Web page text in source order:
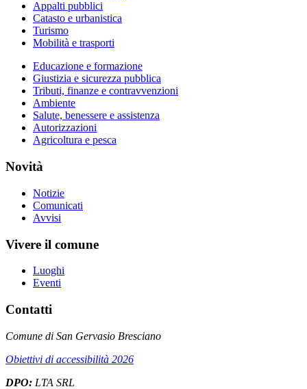
Appalti pubblici
Catasto e urbanistica
Turismo
Mobilità e trasporti
Educazione e formazione
Giustizia e sicurezza pubblica
Tributi, finanze e contravvenzioni
Ambiente
Salute, benessere e assistenza
Autorizzazioni
Agricoltura e pesca
Novità
Notizie
Comunicati
Avvisi
Vivere il comune
Luoghi
Eventi
Contatti
Comune di San Gervasio Bresciano
Obiettivi di accessibilità 2026
DPO: LTA SRL